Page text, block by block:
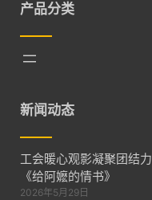
产品分类
新闻动态
工会暖心观影凝聚团结
《给阿嬷的情书》
2026年5月29日